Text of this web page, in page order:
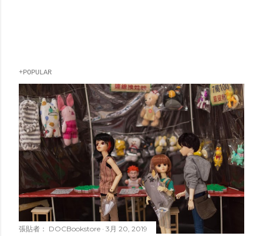
貼
留
言
+POPULAR
張貼者： DOCBookstore 3月 20, 2019